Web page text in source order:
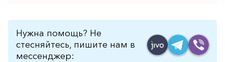
Нужна помощь? Не
стесняйтесь, пишите нам в
мессенджер: